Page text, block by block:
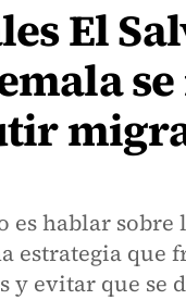
El
es hablar sobre
estrategia que
y evitar que se